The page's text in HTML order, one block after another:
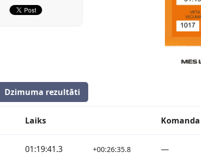
Dzimuma rezultāti
Laiks Komanda
01:19:41.3 +00:26:35.8 —